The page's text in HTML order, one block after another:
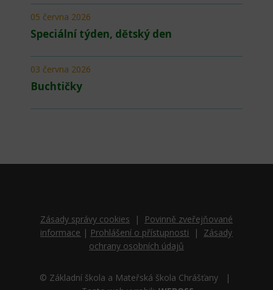
Speciální týden, dětský den
05 června 2026
Buchtičky
03 června 2026
Zásady správy cookies |
Povinně zveřejňované
informace | Prohlášení o přístupnosti | Zásady
ochrany osobních údajů
© Základní škola a Mateřská škola Chrášťany |